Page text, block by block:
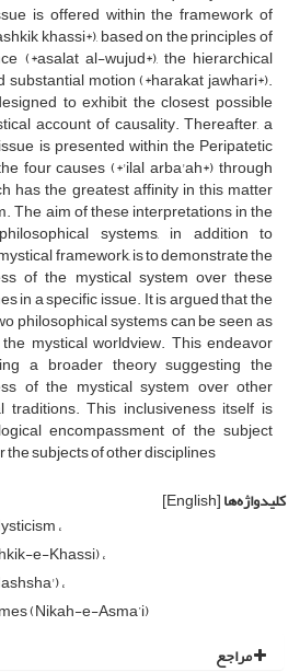
is offered within the framework of
khassi*), based on the principles of
(*asalat al-wujud*), the hierarchical
substantial motion (*harakat jawhari*).
to exhibit the closest possible
account of causality. Thereafter, a
is presented within the Peripatetic
four causes (*'ilal arba'ah*) through
has the greatest affinity in this matter
The aim of these interpretations in the
systems, in addition to
framework, is to demonstrate the
of the mystical system over these
in a specific issue. It is argued that the
philosophical systems can be seen as
mystical worldview. This endeavor
a broader theory suggesting the
of the mystical system over other
traditions. This inclusiveness itself is
encompassment of the subject
subjects of other disciplines
کلیدواژه‌ها[English]
e-Khassi)
(Nikah-e-Asma’i)
مراجع